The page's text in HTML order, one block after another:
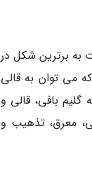
به برترین شکل در
می توان به قالی
بافی، قالی و
معرق، تذهیب و